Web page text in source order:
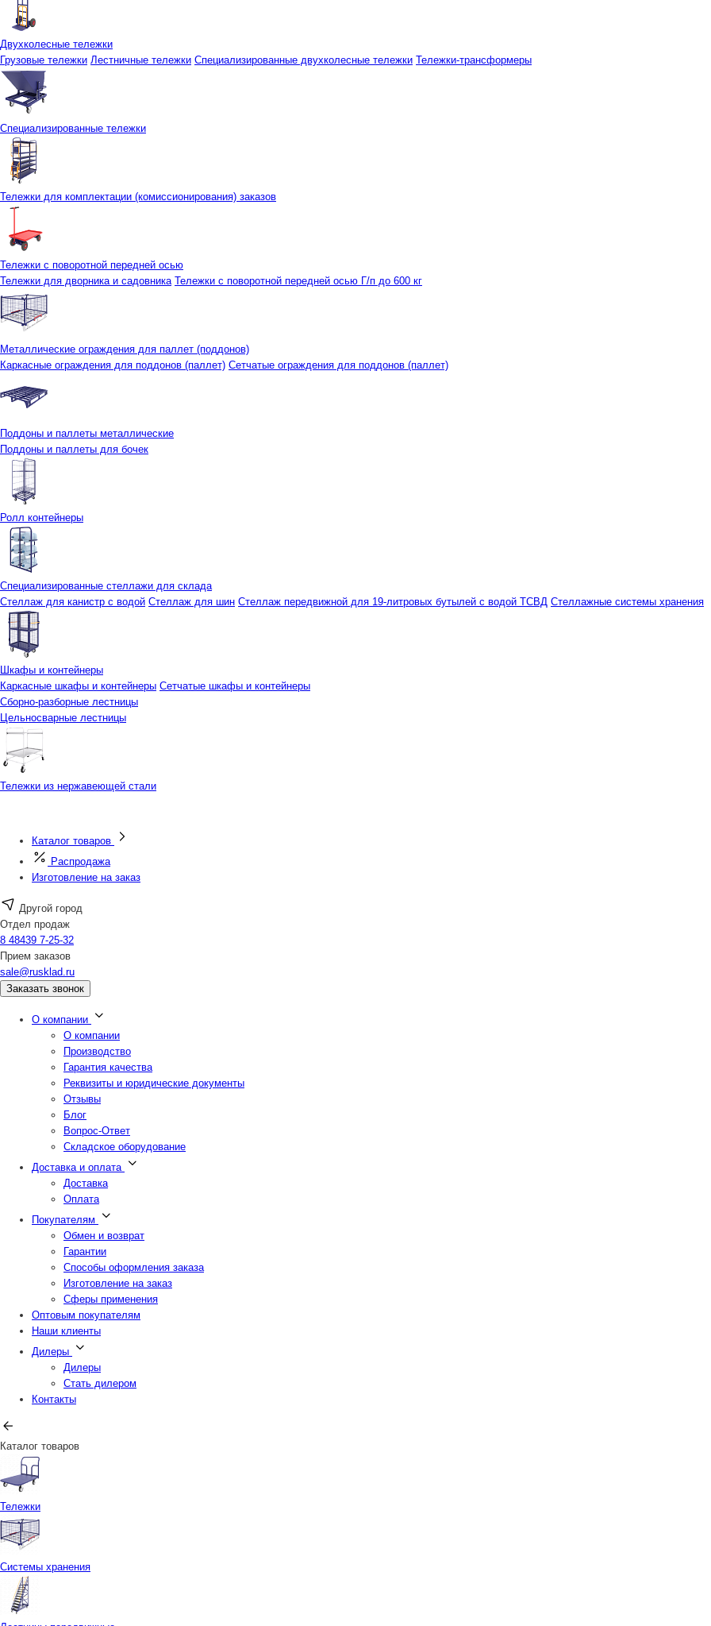
Двухколесные тележки
Грузовые тележки Лестничные тележки Специализированные двухколесные тележки Тележки-трансформеры
Специализированные тележки
Тележки для комплектации (комиссионирования) заказов
Тележки с поворотной передней осью
Тележки для дворника и садовника Тележки с поворотной передней осью Г/п до 600 кг
Металлические ограждения для паллет (поддонов)
Каркасные ограждения для поддонов (паллет) Сетчатые ограждения для поддонов (паллет)
Поддоны и паллеты металлические
Поддоны и паллеты для бочек
Ролл контейнеры
Специализированные стеллажи для склада
Стеллаж для канистр с водой Стеллаж для шин Стеллаж передвижной для 19-литровых бутылей с водой ТСВД Стеллажные системы хранения
Шкафы и контейнеры
Каркасные шкафы и контейнеры Сетчатые шкафы и контейнеры
Сборно-разборные лестницы
Цельносварные лестницы
Тележки из нержавеющей стали
Каталог товаров
Распродажа
Изготовление на заказ
Другой город
Отдел продаж
8 48439 7-25-32
Прием заказов
sale@rusklad.ru
Заказать звонок
О компании
О компании
Производство
Гарантия качества
Реквизиты и юридические документы
Отзывы
Блог
Вопрос-Ответ
Складское оборудование
Доставка и оплата
Доставка
Оплата
Покупателям
Обмен и возврат
Гарантии
Способы оформления заказа
Изготовление на заказ
Сферы применения
Оптовым покупателям
Наши клиенты
Дилеры
Дилеры
Стать дилером
Контакты
Каталог товаров
Тележки
Системы хранения